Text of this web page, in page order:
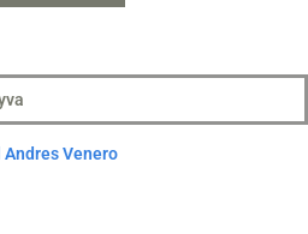
Andres Venero